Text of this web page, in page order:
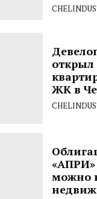
ЖК в
«АПРИ»
можно